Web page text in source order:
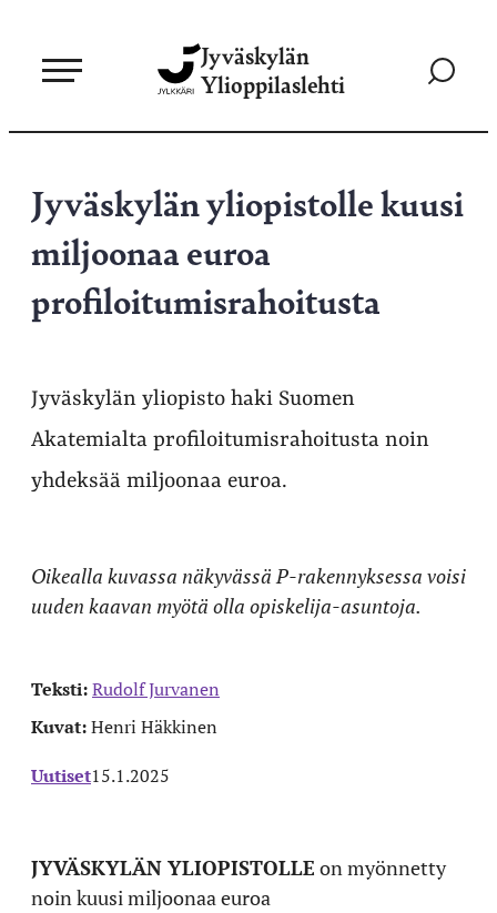
sisältöön
Jyväskylän
Ylioppilaslehti
Siirry
Jyväskylän yliopistolle kuusi
miljoonaa euroa
profiloitumisrahoitusta
Jyväskylän yliopisto haki Suomen
Akatemialta profiloitumisrahoitusta noin
yhdeksää miljoonaa euroa.
Oikealla kuvassa näkyvässä P-rakennyksessa voisi
uuden kaavan myötä olla opiskelija-asuntoja.
Teksti:Rudolf Jurvanen
Kuvat:Henri Häkkinen
Uutiset15.1.2025
JYVÄSKYLÄN YLIOPISTOLLE on myönnetty
noin kuusi miljoonaa euroa